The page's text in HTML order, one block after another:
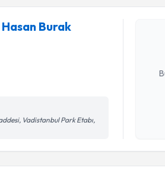
Burak
Vadistanbul Park Etabı,
Yrd. Doç.
oluşturun.
Randevu